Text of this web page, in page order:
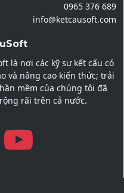
0965 376 689
info@ketcausoft.com
là nơi các kỹ sư kết cấu có
và nâng cao kiến thức; trải
mềm của chúng tôi đã
rãi trên cả nước.